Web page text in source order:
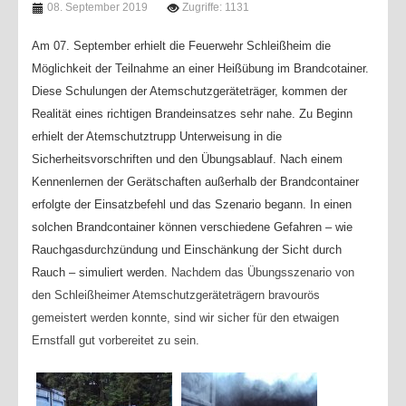
08. September 2019
Zugriffe: 1131
Am 07. September erhielt die Feuerwehr Schleißheim die
Möglichkeit der Teilnahme an einer Heißübung im Brandcotainer.
Diese Schulungen der Atemschutzgeräteträger, kommen der
Realität eines richtigen Brandeinsatzes sehr nahe. Zu Beginn
erhielt der Atemschutztrupp Unterweisung in die
Sicherheitsvorschriften und den Übungsablauf. Nach einem
Kennenlernen der Gerätschaften außerhalb der Brandcontainer
erfolgte der Einsatzbefehl und das Szenario begann. In einen
solchen Brandcontainer können verschiedene Gefahren – wie
Rauchgasdurchzündung und Einschänkung der Sicht durch
Rauch – simuliert werden.
Nachdem das Übungsszenario von
den Schleißheimer Atemschutzgeräteträgern bravourös
gemeistert werden konnte, sind wir sicher für den etwaigen
Ernstfall gut vorbereitet zu sein.